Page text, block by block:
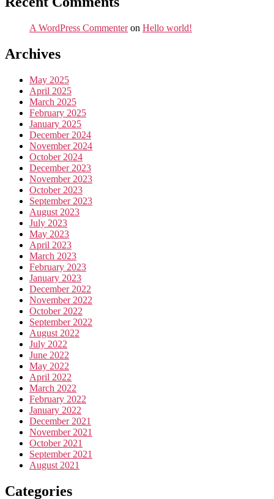
A WordPress Commenteron Hello world!
Archives
May 2025
April 2025
March 2025
February 2025
January 2025
December 2024
November 2024
October 2024
December 2023
November 2023
October 2023
September 2023
August 2023
July 2023
May 2023
April 2023
March 2023
February 2023
January 2023
December 2022
November 2022
October 2022
September 2022
August 2022
July 2022
June 2022
May 2022
April 2022
March 2022
February 2022
January 2022
December 2021
November 2021
October 2021
September 2021
August 2021
Categories